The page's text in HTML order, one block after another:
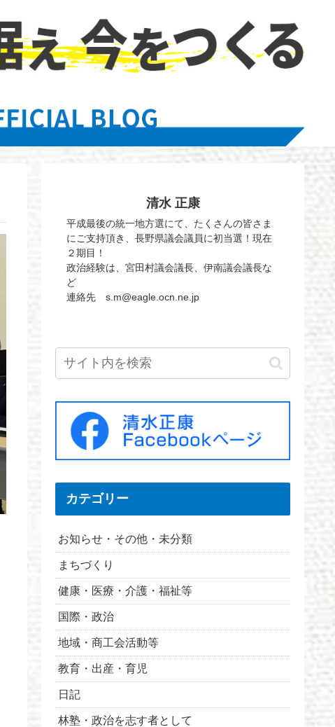
清水 正康
平成最後の統一地方選にて、たくさんの皆さま
にご支持頂き、長野県議会議員に初当選！現在
２期目！
政治経験は、宮田村議会議長、伊南議会議長な
ど
連絡先 s.m@eagle.ocn.ne.jp
カテゴリー
お知らせ・その他・未分類
まちづくり
健康・医療・介護・福祉等
国際・政治
地域・商工会活動等
教育・出産・育児
日記
林塾・政治を志す者として